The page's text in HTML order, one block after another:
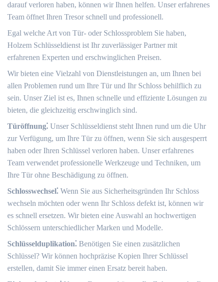
darauf verloren haben, können wir Ihnen helfen.​ Unser erfahrenes
Team öffnet Ihren Tresor schnell und professionell.​
Egal welche Art von Tür- oder Schlossproblem Sie haben,
Holzem Schlüsseldienst ist Ihr zuverlässiger Partner mit
erfahrenen Experten und erschwinglichen Preisen.​
Wir bieten eine Vielzahl von Dienstleistungen an, um Ihnen bei
allen Problemen rund um Ihre Tür und Ihr Schloss behilflich zu
sein.​ Unser Ziel ist es, Ihnen schnelle und effiziente Lösungen zu
bieten, die gleichzeitig erschwinglich sind.​
Türöffnung⁚ Unser Schlüsseldienst steht Ihnen rund um die Uhr
zur Verfügung, um Ihre Tür zu öffnen, wenn Sie sich ausgesperrt
haben oder Ihren Schlüssel verloren haben.​ Unser erfahrenes
Team verwendet professionelle Werkzeuge und Techniken, um
Ihre Tür ohne Beschädigung zu öffnen.​
Schlosswechsel⁚ Wenn Sie aus Sicherheitsgründen Ihr Schloss
wechseln möchten oder wenn Ihr Schloss defekt ist, können wir
es schnell ersetzen.​ Wir bieten eine Auswahl an hochwertigen
Schlössern unterschiedlicher Marken und Modelle.​
Schlüsselduplikation⁚ Benötigen Sie einen zusätzlichen
Schlüssel?​ Wir können hochpräzise Kopien Ihrer Schlüssel
erstellen, damit Sie immer einen Ersatz bereit haben.